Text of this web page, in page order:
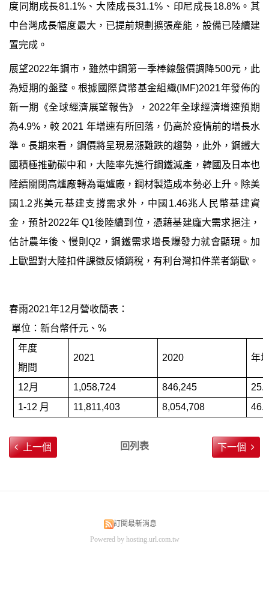
度同期成長81.1%、大陸成長31.1% 、印尼成長18.8%。其
中台灣成長幅度最大，已提前規劃擴張產能，設備已陸續建
置完成。
展望2022年鋼市，雖然中鋼第一季棒線盤價調降500元，此
為短期的盤整。根據國際貨幣基金組織(IMF)2021年發佈的
新一期《全球經濟展望報告》， 2022年全球經濟增速預期
為4.9% ，較 2021 年增速有所回落，仍高於疫情前的增長水
準。長期來看，鋼價將呈現易漲難跌的趨勢，此外，鋼鐵大
國積極推動碳中和，大陸率先進行鋼鐵減產，韓國及日本也
陸續關閉高爐廠轉為電爐廠，鋼材製造成本勢必上升。除美
國 1.2 兆美元基建支撐需求外，中國 1.46兆人民幣基建資
金，預計2022年 Q1後陸續到位，憑藉基建龐大需求挹注，
估計農年後、慢則Q2 ，鋼鐵需求增長爆發力就會顯現。加
上歐盟對大陸扣件課徵反傾銷稅，有利台灣扣件業者銷歐。
春雨2021年12月營收簡表：
單位：新台幣仟元、 %
年度
期間
2021 2020 年
12月 1,058,724 846,245
1-12 月 11,811,403 8,054,708
上一個 回列表 下一個
訂閱最新消息
Powered by hosting.url.com.tw